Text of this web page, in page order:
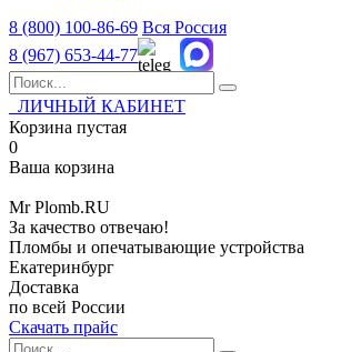
8 (800) 100-86-69 Вся Россия
8 (967) 653-44-77
ЛИЧНЫЙ КАБИНЕТ
Корзина пустая
0
Ваша корзина
MrPlomb.RU
За качество отвечаю!
Пломбы и опечатывающие устройства
Екатеринбург
Доставка
по всей России
Скачать прайс